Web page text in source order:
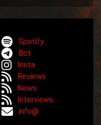
Spotify
Bot
Insta
Reviews
News
Interviews
info@